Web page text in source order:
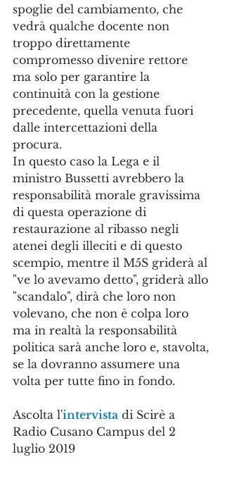
spoglie del cambiamento, che
vedrà qualche docente non
troppo direttamente
compromesso divenire rettore
ma solo per garantire la
continuità con la gestione
precedente, quella venuta fuori
dalle intercettazioni della
procura.
In questo caso la Lega e il
ministro Bussetti avrebbero la
responsabilità morale gravissima
di questa operazione di
restaurazione al ribasso negli
atenei degli illeciti e di questo
scempio, mentre il M5S griderà al
"ve lo avevamo detto", griderà allo
"scandalo", dirà che loro non
volevano, che non è colpa loro
ma in realtà la responsabilità
politica sarà anche loro e, stavolta,
se la dovranno assumere una
volta per tutte fino in fondo.
Ascolta l'intervista di Scirè a
Radio Cusano Campus del 2
luglio 2019